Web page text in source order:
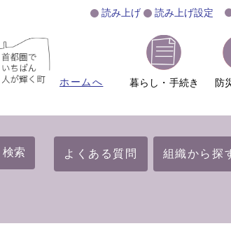
読み上げ 読み上げ設定
ホームへ 暮らし・手続き 防
検索 よくある質問 組織から探